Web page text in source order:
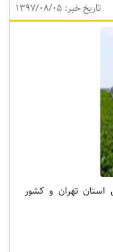
تاریخ خبر: 1397/08/05
تهران و کشور